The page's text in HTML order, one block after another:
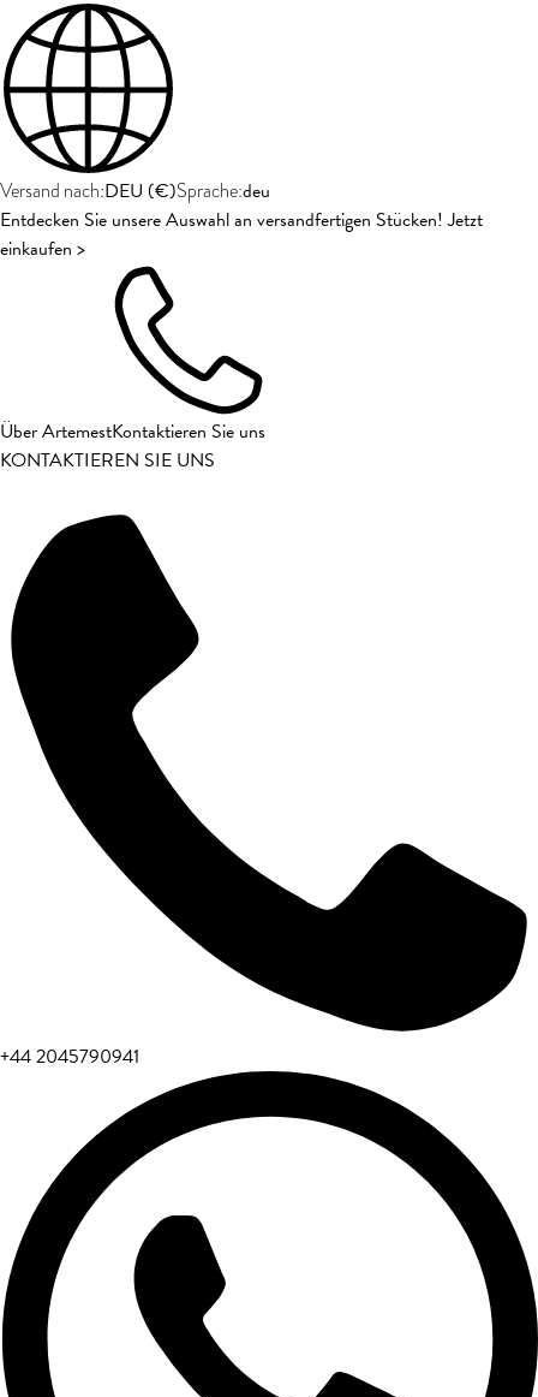
Versand nach:DEU (€)Sprache:deu
Entdecken Sie unsere Auswahl an versandfertigen Stücken! Jetzt
einkaufen >
Über ArtemestKontaktieren Sie uns
KONTAKTIEREN SIE UNS
+44 2045790941